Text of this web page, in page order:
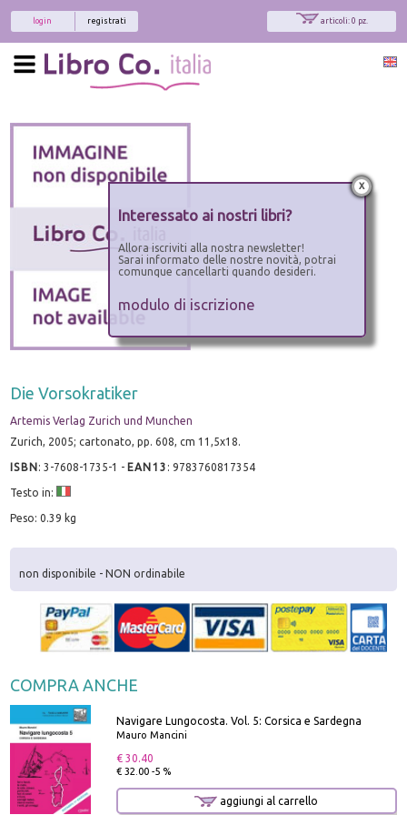
articoli: 0 pz.
registrati
login
Die Vorsokratiker
Artemis Verlag Zurich und Munchen
Zurich, 2005; cartonato, pp. 608, cm 11,5x18.
ISBN:3-7608-1735-1 - EAN13 :9783760817354
Testo in:
Peso: 0.39 kg
non disponibile - NON ordinabile
COMPRA ANCHE
Navigare Lungocosta. Vol. 5: Corsica e Sardegna
Mauro Mancini
€ 30.40
€ 32.00 -5 %
aggiungi al carrello
x
Interessato ai nostri libri?
Allora iscriviti alla nostra newsletter!
Sarai informato delle nostre novità, potrai
comunque cancellarti quando desideri.
modulo di iscrizione